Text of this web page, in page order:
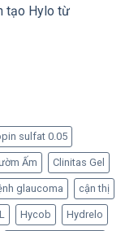
tạo Hylo từ
sulfat 0.05
Ấm Clinitas Gel
glaucoma cận thị
Hycob Hydrelo